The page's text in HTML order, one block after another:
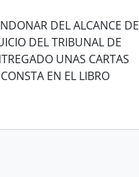
DEL ALCANCE DE
DEL TRIBUNAL DE
UNAS CARTAS
EN EL LIBRO